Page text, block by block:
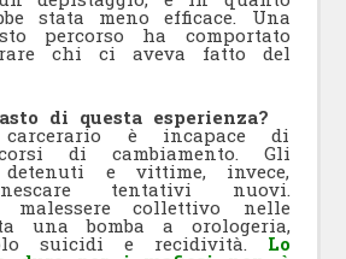
stata meno efficace. Una
percorso ha comportato
chi ci aveva fatto del
di questa esperienza?
è incapace di
di cambiamento. Gli
e vittime, invece,
tentativi nuovi.
collettivo nelle
una bomba a orologeria,
suicidi e recidività. Lo